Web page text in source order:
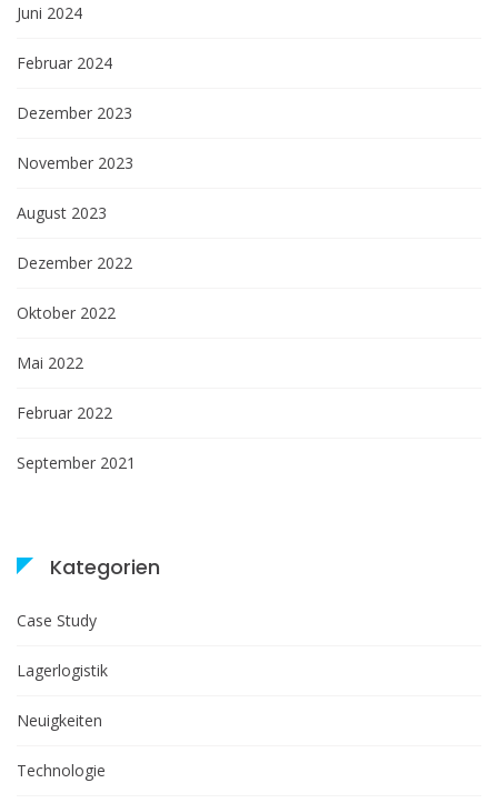
Juni 2024
Februar 2024
Dezember 2023
November 2023
August 2023
Dezember 2022
Oktober 2022
Mai 2022
Februar 2022
September 2021
Kategorien
Case Study
Lagerlogistik
Neuigkeiten
Technologie